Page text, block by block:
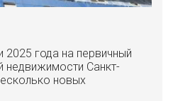
2025 года на первичный
недвижимости Санкт-
новых